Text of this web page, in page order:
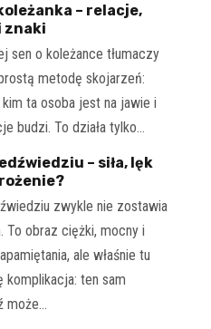
– relacje,
znaki
sen o koleżance tłumaczy
metodę skojarzeń:
ta osoba jest na jawie i
budzi. To działa tylko…
– siła, lęk
zwykle nie zostawia
To obraz ciężki, mocny i
ale właśnie tu
komplikacja: ten sam
może…